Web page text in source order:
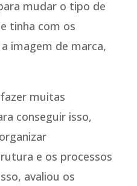
mudar o tipo de
tinha com os
imagem de marca,
muitas
conseguir isso,
e os processos
avaliou os